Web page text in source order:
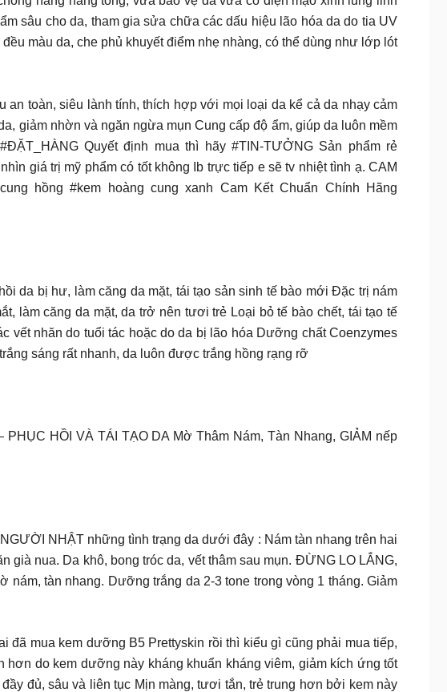
sâu cho da, tham gia sửa chữa các dấu hiệu lão hóa da do tia UV
màu da, che phủ khuyết điểm nhẹ nhàng, có thể dùng như lớp lót
toàn, siêu lành tính, thích hợp với mọi loại da kể cả da nhạy cảm
giảm nhờn và ngăn ngừa mụn Cung cấp độ ẩm, giúp da luôn mềm
Quyết định mua thì hãy #TIN-TƯỞNG Sản phẩm rẻ
giá trị mỹ phẩm có tốt không Ib trực tiếp e sẽ tv nhiệt tình ạ. CAM
hồng #kem hoàng cung xanh Cam Kết Chuẩn Chính Hãng
da bị hư, làm căng da mặt, tái tạo sản sinh tế bào mới Đặc trị nám
làm căng da mặt, da trở nên tươi trẻ Loại bỏ tế bào chết, tái tạo tế
vết nhăn do tuổi tác hoặc do da bị lão hóa Dưỡng chất Coenzymes
sáng rất nhanh, da luôn được trắng hồng rạng rỡ
HỒI VÀ TÁI TẠO DA Mờ Thâm Nám, Tàn Nhang, GIẢM nếp
NHẬT những tình trạng da dưới đây : Nám tàn nhang trên hai
già nua. Da khô, bong tróc da, vết thâm sau mụn. ĐỪNG LO LẮNG,
tàn nhang. Dưỡng trắng da 2-3 tone trong vòng 1 tháng. Giảm
đã mua kem dưỡng B5 Prettyskin rồi thì kiểu gì cũng phải mua tiếp,
hơn do kem dưỡng này kháng khuẩn kháng viêm, giảm kích ứng tốt
đủ, sâu và liên tục Mịn màng, tươi tắn, trẻ trung hơn bởi kem này